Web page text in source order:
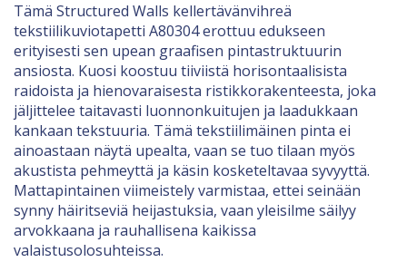
Tämä Structured Walls kellertävänvihreä
tekstiilikuviotapetti A80304 erottuu edukseen
erityisesti sen upean graafisen pintastruktuurin
ansiosta. Kuosi koostuu tiiviistä horisontaalisista
raidoista ja hienovaraisesta ristikkorakenteesta, joka
jäljittelee taitavasti luonnonkuitujen ja laadukkaan
kankaan tekstuuria. Tämä tekstiilimäinen pinta ei
ainoastaan näytä upealta, vaan se tuo tilaan myös
akustista pehmeyttä ja käsin kosketeltavaa syvyyttä.
Mattapintainen viimeistely varmistaa, ettei seinään
synny häiritseviä heijastuksia, vaan yleisilme säilyy
arvokkaana ja rauhallisena kaikissa
valaistusolosuhteissa.